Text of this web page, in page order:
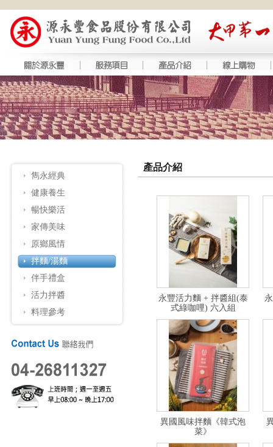
雋永經典
健康養生
暢快樂活
家傳美味
原鄉風情
拌麵/湯麵
伴手禮盒
活力拌醬
料理參考
產品介紹
永豐活力麵 + 拌醬組(泰
式綠咖哩) 六入組
異國風味拌麵《韓式泡
菜》